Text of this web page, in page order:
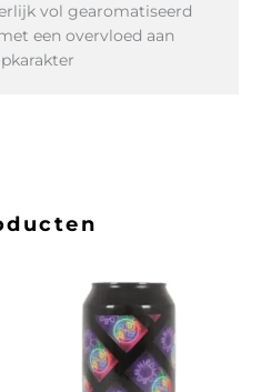
vol gearomatiseerd
een overvloed aan